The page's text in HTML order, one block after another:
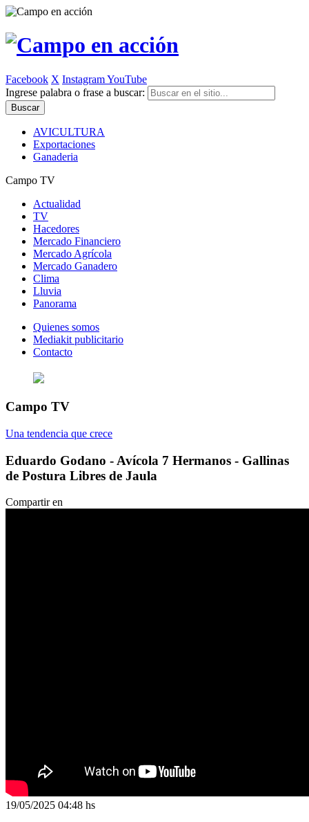
Facebook X InstagramYouTube
Ingrese palabra o frase a buscar:
AVICULTURA
Exportaciones
Ganaderia
Campo TV
Actualidad
TV
Hacedores
Mercado Financiero
Mercado Agrícola
Mercado Ganadero
Clima
Lluvia
Panorama
Quienes somos
Mediakit publicitario
Contacto
Campo TV
Una tendencia que crece
Eduardo Godano - Avícola 7 Hermanos - Gallinas
de Postura Libres de Jaula
Compartir en
19/05/2025 04:48 hs